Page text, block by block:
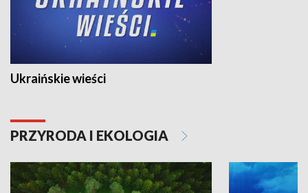
Ukraińskie wieści
PRZYRODA I EKOLOGIA